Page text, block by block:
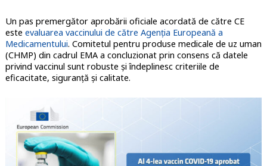
Un pas premergător aprobării oficiale acordată de către CE
este evaluarea vaccinului de către Agenția Europeană a
Medicamentului. Comitetul pentru produse medicale de uz uman
(CHMP) din cadrul EMA a concluzionat prin consens că datele
privind vaccinul sunt robuste și îndeplinesc criteriile de
eficacitate, siguranță și calitate.